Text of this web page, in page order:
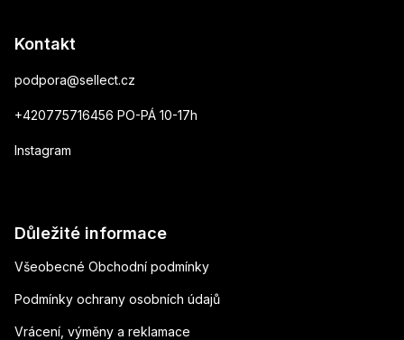
Kontakt
podpora@sellect.cz
+420775716456 PO-PÁ 10-17h
Instagram
Důležité informace
Všeobecné Obchodní podmínky
Podmínky ochrany osobních údajů
Vrácení, výměny a reklamace